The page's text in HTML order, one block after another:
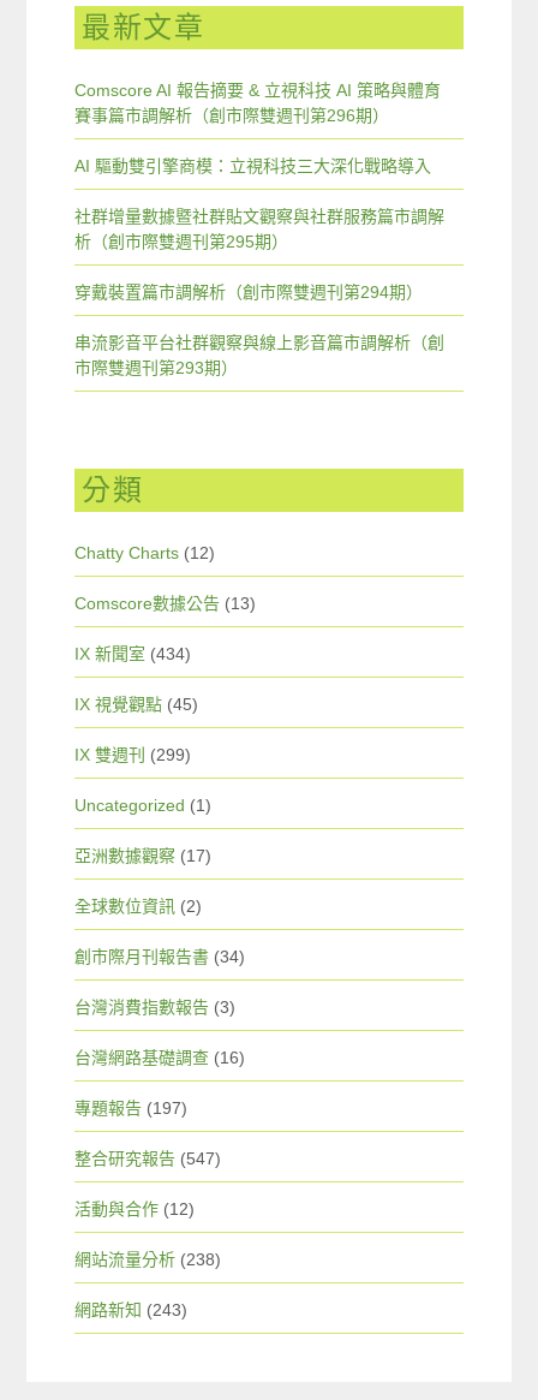
最新文章
Comscore AI 報告摘要 & 立視科技 AI 策略與體育
賽事篇市調解析（創市際雙週刊第296期）
AI 驅動雙引擎商模：立視科技三大深化戰略導入
社群增量數據暨社群貼文觀察與社群服務篇市調解
析（創市際雙週刊第295期）
穿戴裝置篇市調解析（創市際雙週刊第294期）
串流影音平台社群觀察與線上影音篇市調解析（創
市際雙週刊第293期）
分類
Chatty Charts (12)
Comscore數據公告 (13)
IX 新聞室 (434)
IX 視覺觀點 (45)
IX 雙週刊 (299)
Uncategorized (1)
亞洲數據觀察 (17)
全球數位資訊 (2)
創市際月刊報告書 (34)
台灣消費指數報告 (3)
台灣網路基礎調查 (16)
專題報告 (197)
整合研究報告 (547)
活動與合作 (12)
網站流量分析 (238)
網路新知 (243)